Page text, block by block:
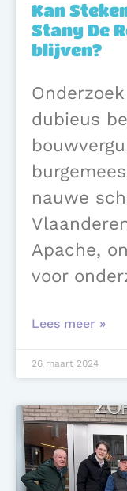
Kan
Stany De
blijven?
dubieus
nauwe
Apache,
voor
Lees meer »
26 maart 2024